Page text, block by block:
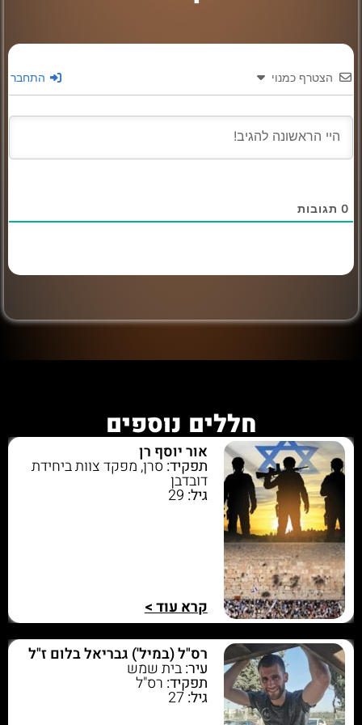
הצטרף כמנוי התחבר
0 תגובות
חללים נוספים
אור יוסף רן
תפקיד: סרן, מפקד צוות ביחידת
דובדבן
גיל: 29
קרא עוד >
רס"ל (במיל') גבריאל בלום ז"ל
עיר:בית שמש
תפקיד: רס"ל
גיל:27